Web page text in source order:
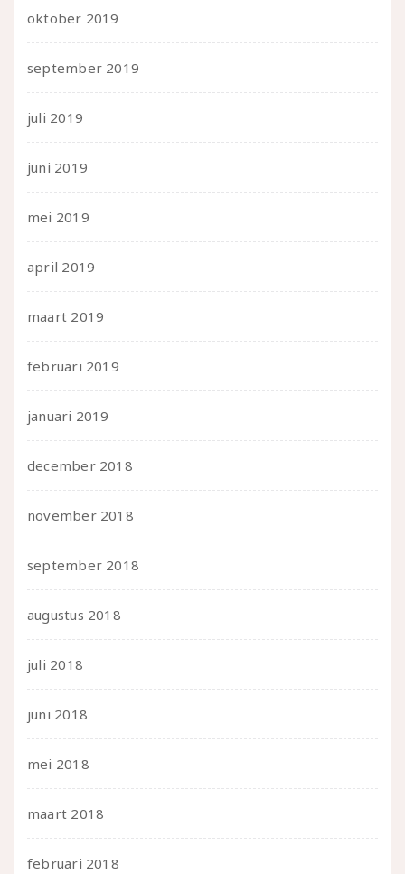
oktober 2019
september 2019
juli 2019
juni 2019
mei 2019
april 2019
maart 2019
februari 2019
januari 2019
december 2018
november 2018
september 2018
augustus 2018
juli 2018
juni 2018
mei 2018
maart 2018
februari 2018